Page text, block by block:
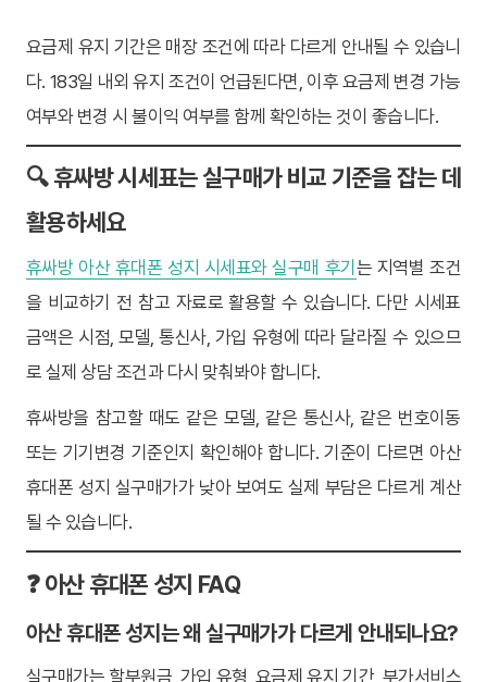
요금제 유지 기간은 매장 조건에 따라 다르게 안내될 수 있습니
다. 183일 내외 유지 조건이 언급된다면, 이후 요금제 변경 가능
여부와 변경 시 불이익 여부를 함께 확인하는 것이 좋습니다.
🔍 휴싸방 시세표는 실구매가 비교 기준을 잡는 데
활용하세요
휴싸방 아산 휴대폰 성지 시세표와 실구매 후기 는 지역별 조건
을 비교하기 전 참고 자료로 활용할 수 있습니다. 다만 시세표
금액은 시점, 모델, 통신사, 가입 유형에 따라 달라질 수 있으므
로 실제 상담 조건과 다시 맞춰봐야 합니다.
휴싸방을 참고할 때도 같은 모델, 같은 통신사, 같은 번호이동
또는 기기변경 기준인지 확인해야 합니다. 기준이 다르면 아산
휴대폰 성지 실구매가가 낮아 보여도 실제 부담은 다르게 계산
될 수 있습니다.
❓ 아산 휴대폰 성지 FAQ
아산 휴대폰 성지는 왜 실구매가가 다르게 안내되나요?
실구매가는 할부원금, 가입 유형, 요금제 유지 기간, 부가서비스